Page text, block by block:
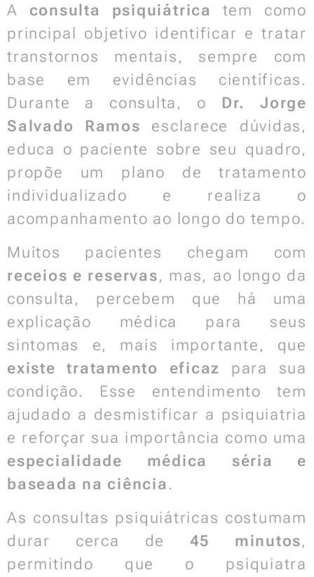
A consulta psiquiátrica
tem como
principal objetivo identificar e tratar
transtornos mentais, sempre com
base em evidências científicas.
Durante a consulta, o Dr. Jorge
Salvado Ramos esclarece dúvidas,
educa o paciente sobre seu quadro,
propõe um plano de tratamento
individualizado e realiza o
acompanhamento ao longo do tempo.
Muitos pacientes chegam com
receios e reservas, mas, ao longo da
consulta, percebem que há uma
explicação médica para seus
sintomas e, mais importante, que
existe tratamento eficaz para sua
condição. Esse entendimento tem
ajudado a desmistificar a psiquiatria
e reforçar sua importância como uma
especialidade médica séria e
baseada na ciência .
As consultas psiquiátricas costumam
durar cerca de45 minutos,
permitindo que o psiquiatra